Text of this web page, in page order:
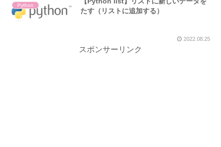
Python
たす（リストに追加する）
2022.08.25
スポンサーリンク